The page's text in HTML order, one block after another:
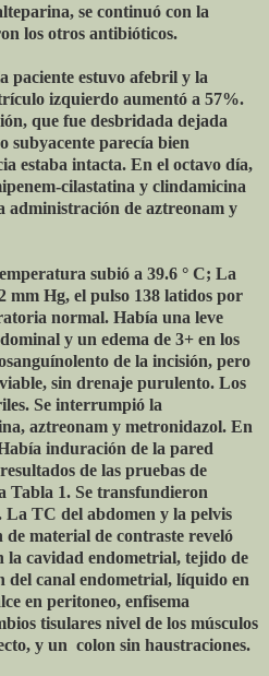
se continuó con la
los otros antibióticos.
paciente estuvo afebril y la
izquierdo aumentó a 57%.
que fue desbridada dejada
subyacente parecía bien
estaba intacta. En el octavo día,
cilastatina y clindamicina
administración de aztreonam y
subió a 39.6 ° C; La
mm Hg, el pulso 138 latidos por
normal. Había una leve
y un edema de 3+ en los
de la incisión, pero
sin drenaje purulento. Los
Se interrumpió la
aztreonam y metronidazol. En
induración de la pared
de las pruebas de
Tabla 1. Se transfundieron
La TC del abdomen y la pelvis
de material de contraste reveló
la cavidad endometrial, tejido de
del canal endometrial, líquido en
en peritoneo, enfisema
tisulares nivel de los músculos
y un colon sin haustraciones.